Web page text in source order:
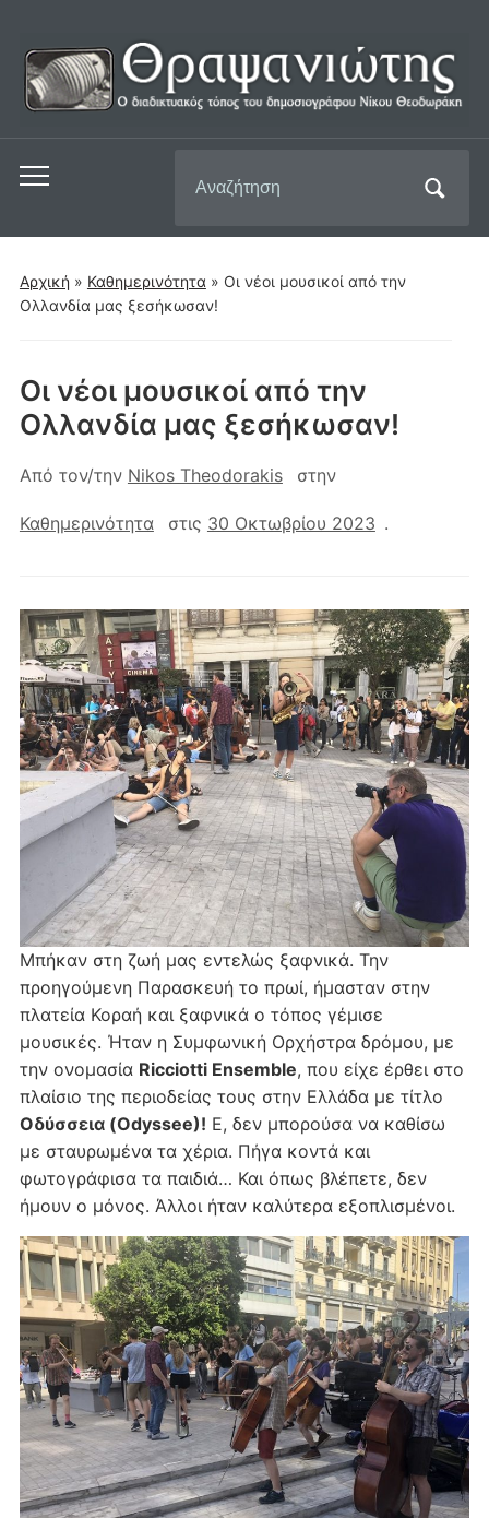
Εναλλαγή
μενού
για
κινητά
για:
Αρχική » Καθημερινότητα » Οι νέοι μουσικοί από την
Ολλανδία μας ξεσήκωσαν!
Οι νέοι μουσικοί από την
Ολλανδία μας ξεσήκωσαν!
Από τον/την Nikos Theodorakis στην
Καθημερινότητα στις 30 Οκτωβρίου 2023 .
Μπήκαν στη ζωή μας εντελώς ξαφνικά. Την
προηγούμενη Παρασκευή το πρωί, ήμασταν στην
πλατεία Κοραή και ξαφνικά ο τόπος γέμισε
μουσικές. Ήταν η Συμφωνική Ορχήστρα δρόμου, με
την ονομασία Ricciotti Ensemble, που είχε έρθει στο
πλαίσιο της περιοδείας τους στην Ελλάδα με τίτλο
Οδύσσεια (Odyssee)! Ε, δεν μπορούσα να καθίσω
με σταυρωμένα τα χέρια. Πήγα κοντά και
φωτογράφισα τα παιδιά… Και όπως βλέπετε, δεν
ήμουν ο μόνος. Άλλοι ήταν καλύτερα εξοπλισμένοι.